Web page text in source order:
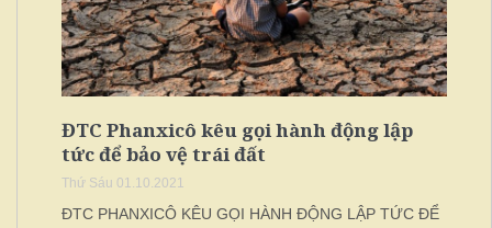
ĐTC Phanxicô kêu gọi hành động lập
tức để bảo vệ trái đất
Thứ Sáu 01.10.2021
ĐTC PHANXICÔ KÊU GỌI HÀNH ĐỘNG LẬP TỨC ĐỂ